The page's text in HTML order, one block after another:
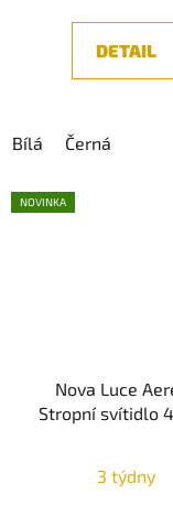
z
DETAIL
Bílá Černá
NOVINKA
Nova Luce
Stropní svítidlo
3 týdny